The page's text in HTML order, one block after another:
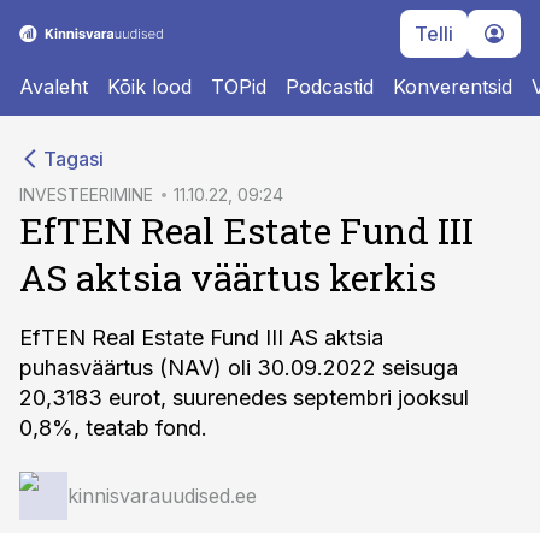
Telli
Avaleht Kõik lood TOPid Podcastid Konverentsid
Tagasi
INVESTEERIMINE 11.10.22, 09:24
EfTEN Real Estate Fund III
AS aktsia väärtus kerkis
EfTEN Real Estate Fund III AS aktsia
puhasväärtus (NAV) oli 30.09.2022 seisuga
20,3183 eurot, suurenedes septembri jooksul
0,8%, teatab fond.
kinnisvarauudised.ee